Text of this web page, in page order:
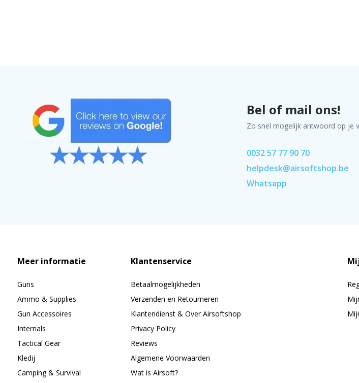
Bel of mail ons!
Zo snel mogelijk antwoord op je
0032 57 77 90 70
helpdesk@airsoftshop.be
Whatsapp
Meer informatie
Guns
Ammo & Supplies
Gun Accessoires
Internals
Tactical Gear
Kledij
Camping & Survival
Klantenservice
Betaalmogelijkheden
Verzenden en Retourneren
Klantendienst & Over Airsoftshop
Privacy Policy
Reviews
Algemene Voorwaarden
Wat is Airsoft?